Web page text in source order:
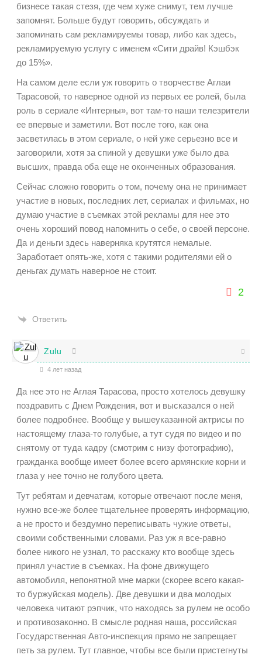
бизнесе такая стезя, где чем хуже снимут, тем лучше
запомнят. Больше будут говорить, обсуждать и
запоминать сам рекламируемы товар, либо как здесь,
рекламируемую услугу с именем «Сити драйв! Кэшбэк
до 15%».
На самом деле если уж говорить о творчестве Аглаи
Тарасовой, то наверное одной из первых ее ролей, была
роль в сериале «Интерны», вот там-то наши телезрители
ее впервые и заметили. Вот после того, как она
засветилась в этом сериале, о ней уже серьезно все и
заговорили, хотя за спиной у девушки уже было два
высших, правда оба еще не оконченных образования.
Сейчас сложно говорить о том, почему она не принимает
участие в новых, последних лет, сериалах и фильмах, но
думаю участие в съемках этой рекламы для нее это
очень хороший повод напомнить о себе, о своей персоне.
Да и деньги здесь наверняка крутятся немалые.
Заработает опять-же, хотя с такими родителями ей о
деньгах думать наверное не стоит.
2
Ответить
Zulu
4 лет назад
Да нее это не Аглая Тарасова, просто хотелось девушку
поздравить с Днем Рождения, вот и высказался о ней
более подробнее. Вообще у вышеуказанной актрисы по
настоящему глаза-то голубые, а тут судя по видео и по
снятому от туда кадру (смотрим с низу фотографию),
гражданка вообще имеет более всего армянские корни и
глаза у нее точно не голубого цвета.
Тут ребятам и девчатам, которые отвечают после меня,
нужно все-же более тщательнее проверять информацию,
а не просто и бездумно переписывать чужие ответы,
своими собственными словами. Раз уж я все-равно
более никого не узнал, то расскажу кто вообще здесь
принял участие в съемках. На фоне движущего
автомобиля, непонятной мне марки (скорее всего какая-
то буржуйская модель). Две девушки и два молодых
человека читают рэпчик, что находясь за рулем не особо
и противозаконно. В смысле родная наша, российская
Государственная Авто-инспекция прямо не запрещает
петь за рулем. Тут главное, чтобы все были пристегнуты